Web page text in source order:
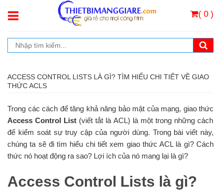
( 0 )
ACCESS CONTROL LISTS LÀ GÌ? TÌM HIỂU CHI TIẾT VỀ GIAO
THỨC ACLS
Trong các cách để tăng khả năng bảo mật của mạng, giao thức
Access Control List (viết tắt là ACL) là một trong những cách
để kiểm soát sự truy cập của người dùng. Trong bài viết này,
chúng ta sẽ đi tìm hiểu chi tiết xem giao thức ACL là gì? Cách
thức nó hoạt động ra sao? Lợi ích của nó mang lại là gì?
Access Control Lists là gì?